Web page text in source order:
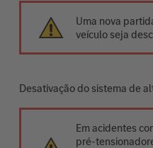
Uma nova
veículo seja
Desativação do sistema de
Em acidentes
pré-